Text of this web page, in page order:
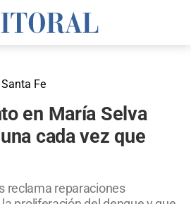
Fe
en María Selva
cada vez que
reclama reparaciones